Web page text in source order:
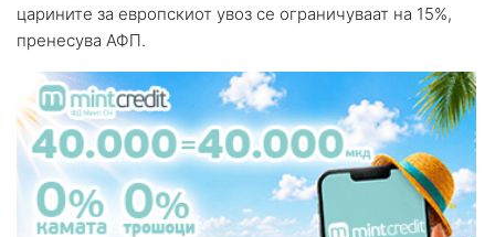
царините за европскиот увоз се ограничуваат на 15%,
пренесува АФП.